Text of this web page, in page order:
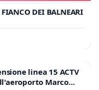
DEI BALNEARI
linea 15 ACTV
Marco